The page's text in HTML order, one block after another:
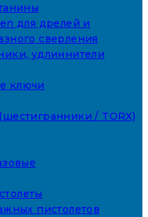
для дрелей и
сверления
удлиннители
ключи
/ TORX)
пистолетов